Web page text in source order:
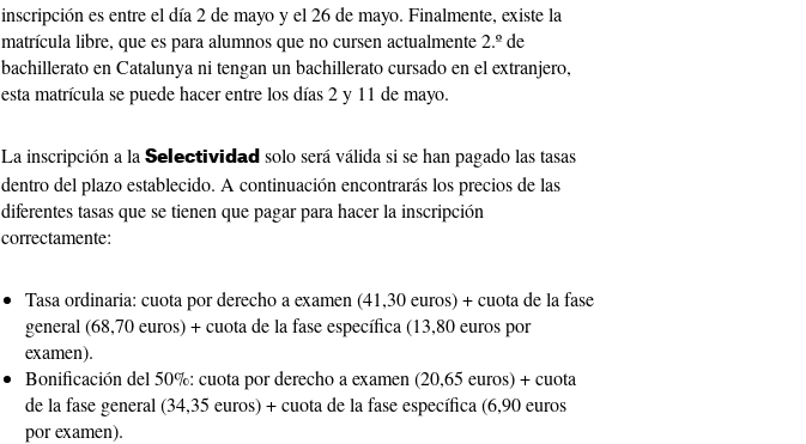
inscripción es entre el día 2 de mayo y el 26 de mayo. Finalmente, existe la
matrícula libre, que es para alumnos que no cursen actualmente 2.º de
bachillerato en Catalunya ni tengan un bachillerato cursado en el extranjero,
esta matrícula se puede hacer entre los días 2 y 11 de mayo.
La inscripción a la Selectividad solo será válida si se han pagado las tasas
dentro del plazo establecido. A continuación encontrarás los precios de las
diferentes tasas que se tienen que pagar para hacer la inscripción
correctamente:
Tasa ordinaria: cuota por derecho a examen (41,30 euros) + cuota de la fase
general (68,70 euros) + cuota de la fase específica (13,80 euros por
examen).
Bonificación del 50%: cuota por derecho a examen (20,65 euros) + cuota
de la fase general (34,35 euros) + cuota de la fase específica (6,90 euros
por examen).